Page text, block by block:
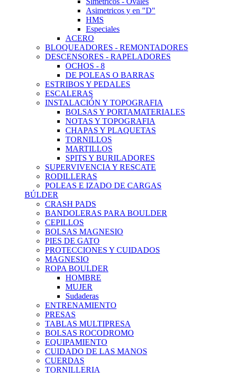
Asimetricos y en "D"
HMS
Especiales
ACERO
BLOQUEADORES - REMONTADORES
DESCENSORES - RAPELADORES
OCHOS - 8
DE POLEAS O BARRAS
ESTRIBOS Y PEDALES
ESCALERAS
INSTALACIÓN Y TOPOGRAFIA
BOLSAS Y PORTAMATERIALES
NOTAS Y TOPOGRAFIA
CHAPAS Y PLAQUETAS
TORNILLOS
MARTILLOS
SPITS Y BURILADORES
SUPERVIVENCIA Y RESCATE
RODILLERAS
POLEAS E IZADO DE CARGAS
BÚLDER
CRASH PADS
BANDOLERAS PARA BOULDER
CEPILLOS
BOLSAS MAGNESIO
PIES DE GATO
PROTECCIONES Y CUIDADOS
MAGNESIO
ROPA BOULDER
HOMBRE
MUJER
Sudaderas
ENTRENAMIENTO
PRESAS
TABLAS MULTIPRESA
BOLSAS ROCODROMO
EQUIPAMIENTO
CUIDADO DE LAS MANOS
CUERDAS
TORNILLERIA